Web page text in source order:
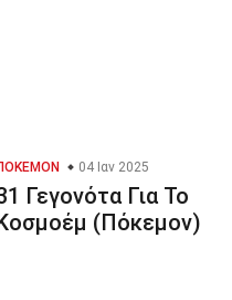
04 Ιαν 2025
Γεγονότα Για Το
(Πόκεμον)